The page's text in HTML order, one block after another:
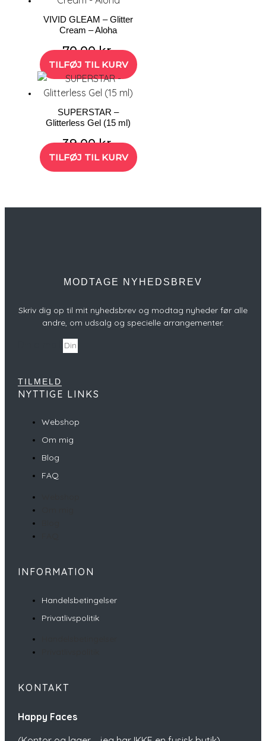
VIVID GLEAM – Glitter
Cream – Aloha
70,00kr.
TILFØJ TIL KURV
SUPERSTAR –
Glitterless Gel (15 ml)
39,00kr.
TILFØJ TIL KURV
MODTAGE NYHEDSBREV
Skriv dig op til mit nyhedsbrev og modtag nyheder før alle
andre, om udsalg og specielle arrangementer.
TILMELD
NYTTIGE LINKS
Webshop
Om mig
Blog
FAQ
INFORMATION
Handelsbetingelser
Privatlivspolitik
KONTAKT
Happy Faces